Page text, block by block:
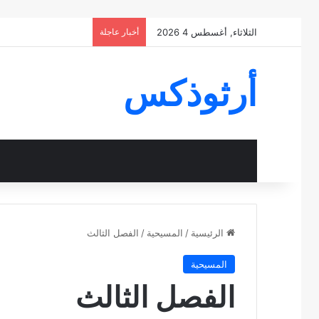
الثلاثاء, أغسطس 4 2026 أخبار عاجلة
أرثوذكس
الرئيسية / المسيحية / الفصل الثالث
المسيحية
الفصل الثالث